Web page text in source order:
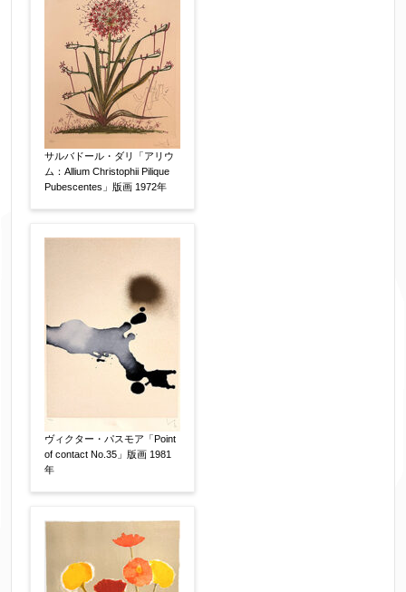
※添付画像は5MBまでのjpg、gif、pig、pdf形式
にてお送りください。
※追加や複数点ある場合はフォーム送信後に送ら
れてくる送信確認メール記載のアドレスからもお
送り頂けます。
【必須】
【任意】
メールアドレス
※送信完了後こちらのメールアドレス宛に自動で
送信確認メールをお送りします。もし送信確認メ
ールが受信されない場合は、送信が完了していな
サルバドール・ダリ「アリウ
ム：Allium Christophii Pilique
Pubescentes」版画 1972年
ヴィクター・パスモア「Point
of contact No.35」版画 1981
年